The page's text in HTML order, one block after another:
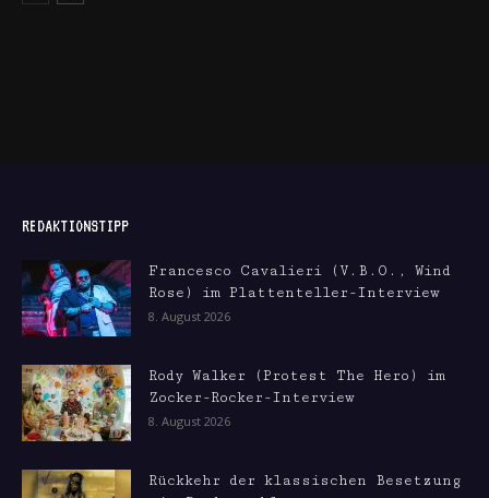
REDAKTIONSTIPP
Francesco Cavalieri (V.B.O., Wind
Rose) im Plattenteller-Interview
8. August 2026
Rody Walker (Protest The Hero) im
Zocker-Rocker-Interview
8. August 2026
Rückkehr der klassischen Besetzung